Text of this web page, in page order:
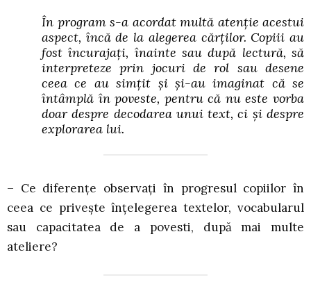
În program s-a acordat multă atenție acestui
aspect, încă de la alegerea cărților. Copiii au
fost încurajați, înainte sau după lectură, să
interpreteze prin jocuri de rol sau desene
ceea ce au simțit și și-au imaginat că se
întâmplă în poveste, pentru că nu este vorba
doar despre decodarea unui text, ci și despre
explorarea lui.
– Ce diferențe observați în progresul copiilor în
ceea ce privește înțelegerea textelor, vocabularul
sau capacitatea de a povesti, după mai multe
ateliere?